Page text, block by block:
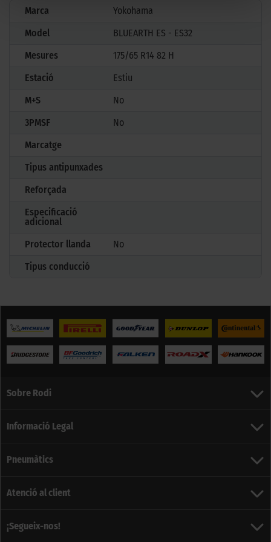
Marca
Yokohama
Model
BLUEARTH ES - ES32
Mesures
175/65 R14 82 H
Estació
Estiu
M+S
No
3PMSF
No
Marcatge
Tipus antipunxades
Reforçada
Especificació
adicional
Protector llanda
No
Tipus conducció
Sobre Rodi
Informació Legal
Pneumàtics
Atenció al client
¡Segueix-nos!